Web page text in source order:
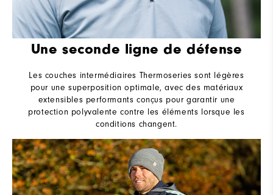
Une seconde ligne de défense
Les couches intermédiaires Thermoseries sont légères
pour une superposition optimale, avec des matériaux
extensibles performants conçus pour garantir une
protection polyvalente contre les éléments lorsque les
conditions changent.